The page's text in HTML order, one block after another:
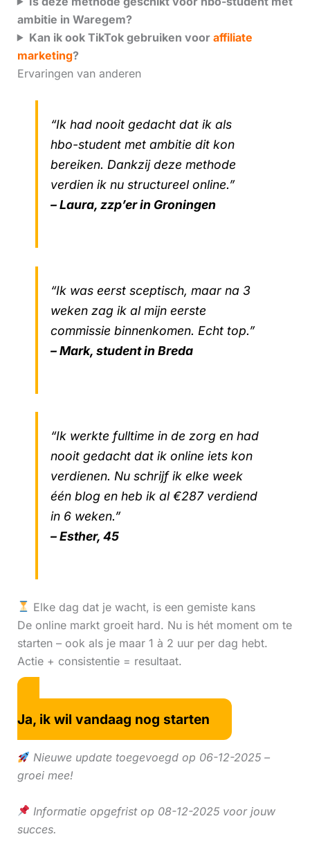
ambitie in Waregem?
Kan ik ook TikTok gebruiken voor affiliate
marketing?
Ervaringen van anderen
“Ik had nooit gedacht dat ik als
hbo-student met ambitie dit kon
bereiken. Dankzij deze methode
verdien ik nu structureel online.”
– Laura, zzp’er in Groningen
“Ik was eerst sceptisch, maar na 3
weken zag ik al mijn eerste
commissie binnenkomen. Echt top.”
– Mark, student in Breda
“Ik werkte fulltime in de zorg en had
nooit gedacht dat ik online iets kon
verdienen. Nu schrijf ik elke week
één blog en heb ik al €287 verdiend
in 6 weken.”
– Esther, 45
Elke dag dat je wacht, is een gemiste kans
De online markt groeit hard. Nu is hét moment om te
starten – ook als je maar 1 à 2 uur per dag hebt.
Actie + consistentie = resultaat.
Ja, ik wil vandaag nog starten
Nieuwe update toegevoegd op 06-12-2025 –
groei mee!
Informatie opgefrist op 08-12-2025 voor jouw
succes.